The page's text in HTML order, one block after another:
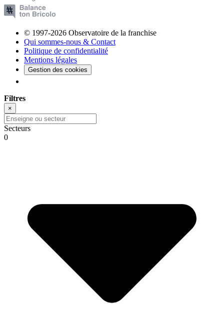
© 1997-2026 Observatoire de la franchise
Qui sommes-nous & Contact
Politique de confidentialité
Mentions légales
Gestion des cookies
Filtres
×
Secteurs
0